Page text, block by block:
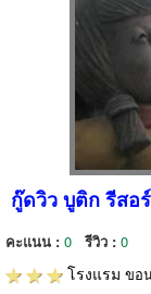
กู๊ดวิว บูติก รีสอ
คะแนน : 0 รีวิว : 0
โรงแรม ขอ